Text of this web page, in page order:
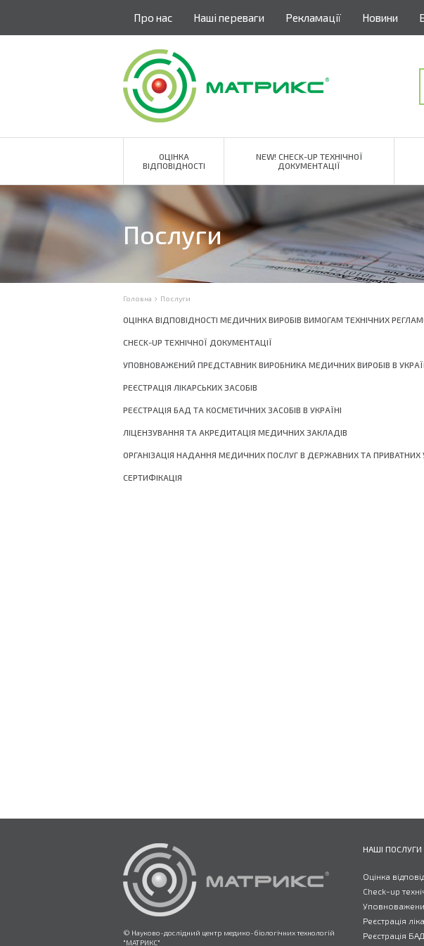
Про нас Наші переваги Рекламації Новини
ОЦІНКА
ВІДПОВІДНОСТІ
NEW! CHECK-UP ТЕХНІЧНОЇ
ДОКУМЕНТАЦІЇ
Послуги
Головна Послуги
ОЦІНКА ВІДПОВІДНОСТІ МЕДИЧНИХ ВИРОБІВ ВИМОГАМ ТЕХНІЧНИХ
CHECK-UP ТЕХНІЧНОЇ ДОКУМЕНТАЦІЇ
УПОВНОВАЖЕНИЙ ПРЕДСТАВНИК ВИРОБНИКА МЕДИЧНИХ ВИРОБІВ В
РЕЄСТРАЦІЯ ЛІКАРСЬКИХ ЗАСОБІВ
РЕЄСТРАЦІЯ БАД ТА КОСМЕТИЧНИХ ЗАСОБІВ В УКРАЇНІ
ЛІЦЕНЗУВАННЯ ТА АКРЕДИТАЦІЯ МЕДИЧНИХ ЗАКЛАДІВ
ОРГАНІЗАЦІЯ НАДАННЯ МЕДИЧНИХ ПОСЛУГ В ДЕРЖАВНИХ ТА
СЕРТИФІКАЦІЯ
© Науково-дослідний центр медико-біологічних технологій
"МАТРИКС"
НАШІ ПОСЛУГИ
Оцінка
Check-up
Реєстрація
Реєстрація